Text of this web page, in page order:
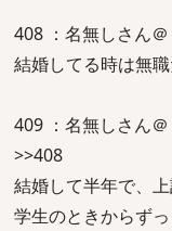
408 ：名無しさん
結婚してる時は無
409 ：名無しさん
>>408
結婚して半年で、
学生のときからず